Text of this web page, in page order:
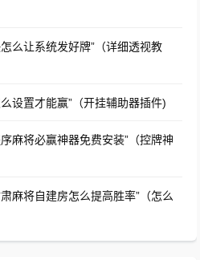
么让系统发好牌”（详细透视教
设置才能赢”（开挂辅助器插件)
麻将必赢神器免费安装”（控牌神
麻将自建房怎么提高胜率”（怎么